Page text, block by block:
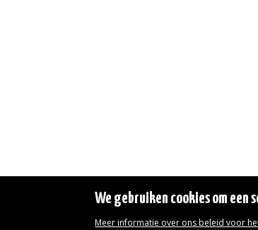
We gebruiken cookies om
Meer informatie over ons beleid voor